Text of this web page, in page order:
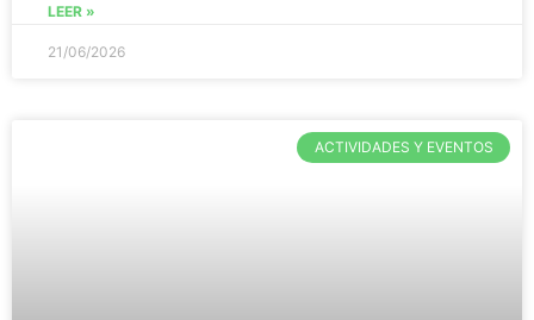
LEER »
21/06/2026
ACTIVIDADES Y EVENTOS